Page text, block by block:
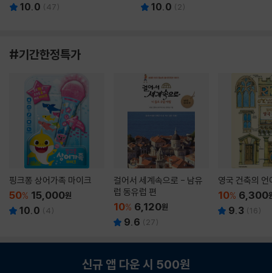
10.0 (47) 10.0 ( 2)
#기간한정특가
핑크퐁 상어가족 마이크
50% 15,000원
10.0 (4)
걸어서 세계속으로 - 남유
럽 동유럽 편
10% 6,120원
9.6 ( 27)
영국 건축의 언
10% 6,300
9.3 (16)
신규 앱 다운 시 500원